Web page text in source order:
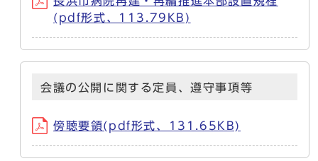
(pdf形式、113.79KB)
会議の公開に関する定員、遵守事項等
傍聴要領(pdf形式、131.65KB)